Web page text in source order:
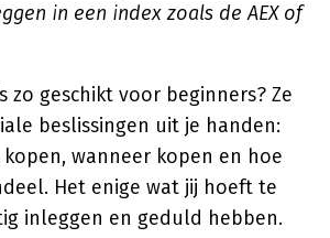
in een index zoals de AEX of
zo geschikt voor beginners? Ze
beslissingen uit je handen:
wanneer kopen en hoe
Het enige wat jij hoeft te
inleggen en geduld hebben.